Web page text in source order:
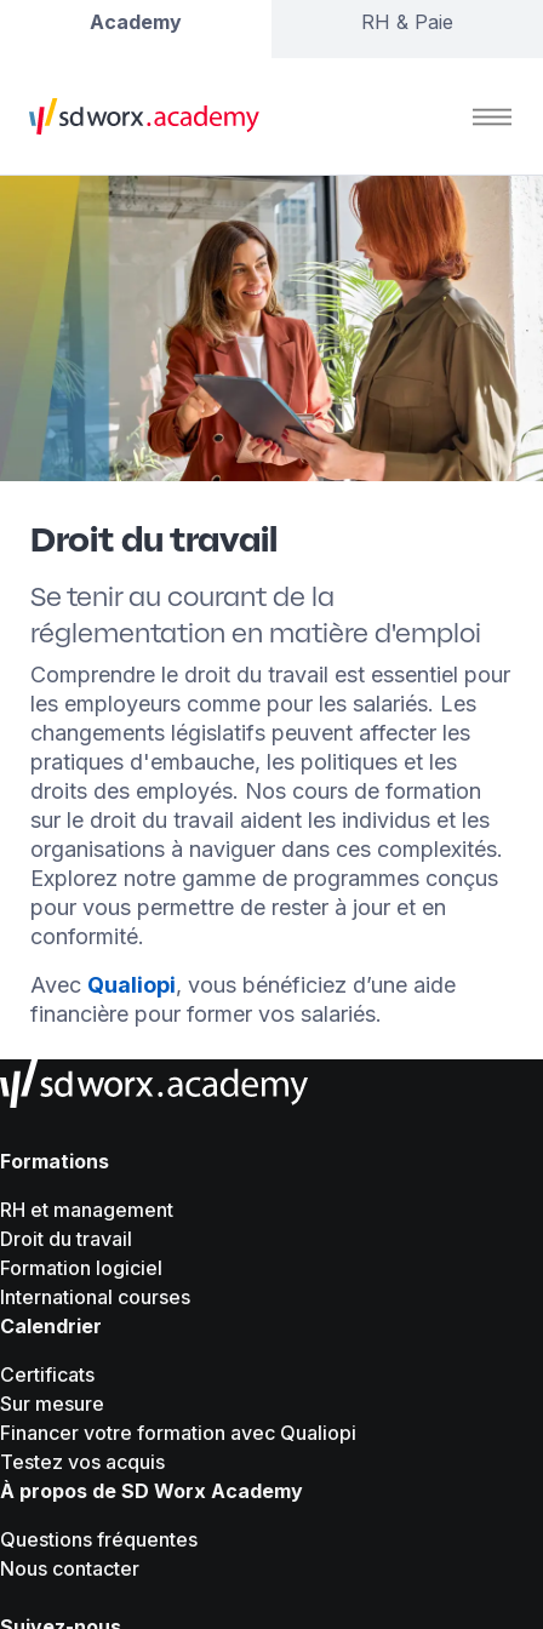
Academy RH & Paie
Droit du travail
Se tenir au courant de la
réglementation en matière d'emploi
Comprendre le droit du travail est essentiel pour
les employeurs comme pour les salariés. Les
changements législatifs peuvent affecter les
pratiques d'embauche, les politiques et les
droits des employés. Nos cours de formation
sur le droit du travail aident les individus et les
organisations à naviguer dans ces complexités.
Explorez notre gamme de programmes conçus
pour vous permettre de rester à jour et en
conformité.
Avec Qualiopi, vous bénéficiez d’une aide
financière pour former vos salariés.
Formations
RH et management
Droit du travail
Formation logiciel
International courses
Calendrier
Certificats
Sur mesure
Financer votre formation avec Qualiopi
Testez vos acquis
À propos de SD Worx Academy
Questions fréquentes
Nous contacter